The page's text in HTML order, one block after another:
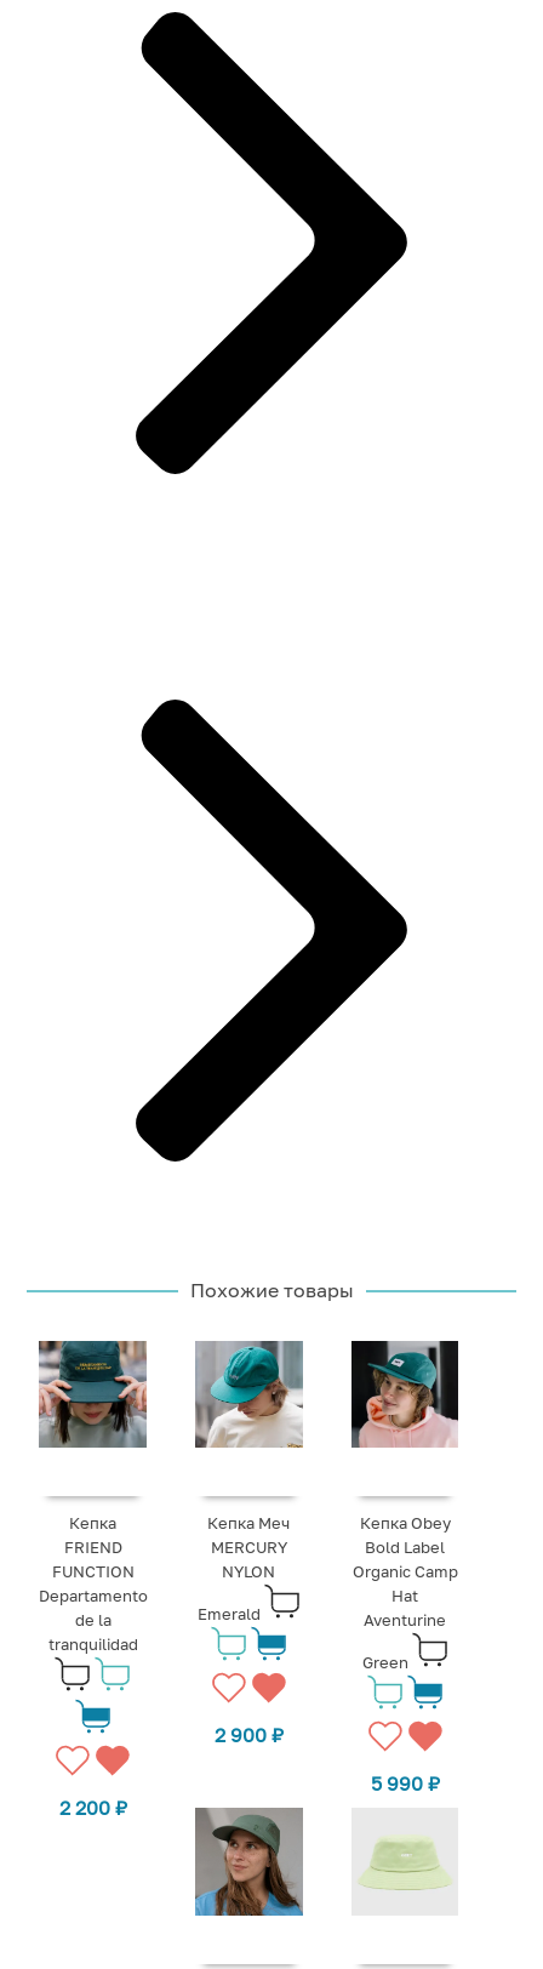
Похожие товары
Кепка
FRIEND
FUNCTION
Departamento
de la
tranquilidad
2 200 ₽
Кепка Меч
MERCURY
NYLON
Emerald
2 900 ₽
Кепка Obey
Bold Label
Organic Camp
Hat
Aventurine
Green
5 990 ₽